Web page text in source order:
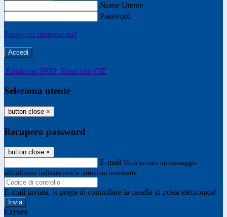
Nome Utente
Password
Password dimenticata?
-
Entra con SPID Entra con CIE
Seleziona utente
button close ×
Recupero password
button close ×
E-mail Verrà inviato un messaggio
all'indirizzo indicato con le istruzioni necessarie.
E-mail inviata, si prega di controllare la casella di posta elettronica!
Errore